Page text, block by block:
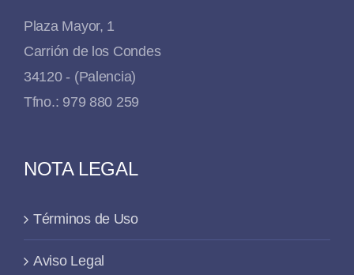
Plaza Mayor, 1
Carrión de los Condes
34120 - (Palencia)
Tfno.: 979 880 259
NOTA LEGAL
Términos de Uso
Aviso Legal